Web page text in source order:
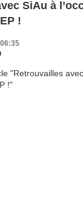
SiAu à
!